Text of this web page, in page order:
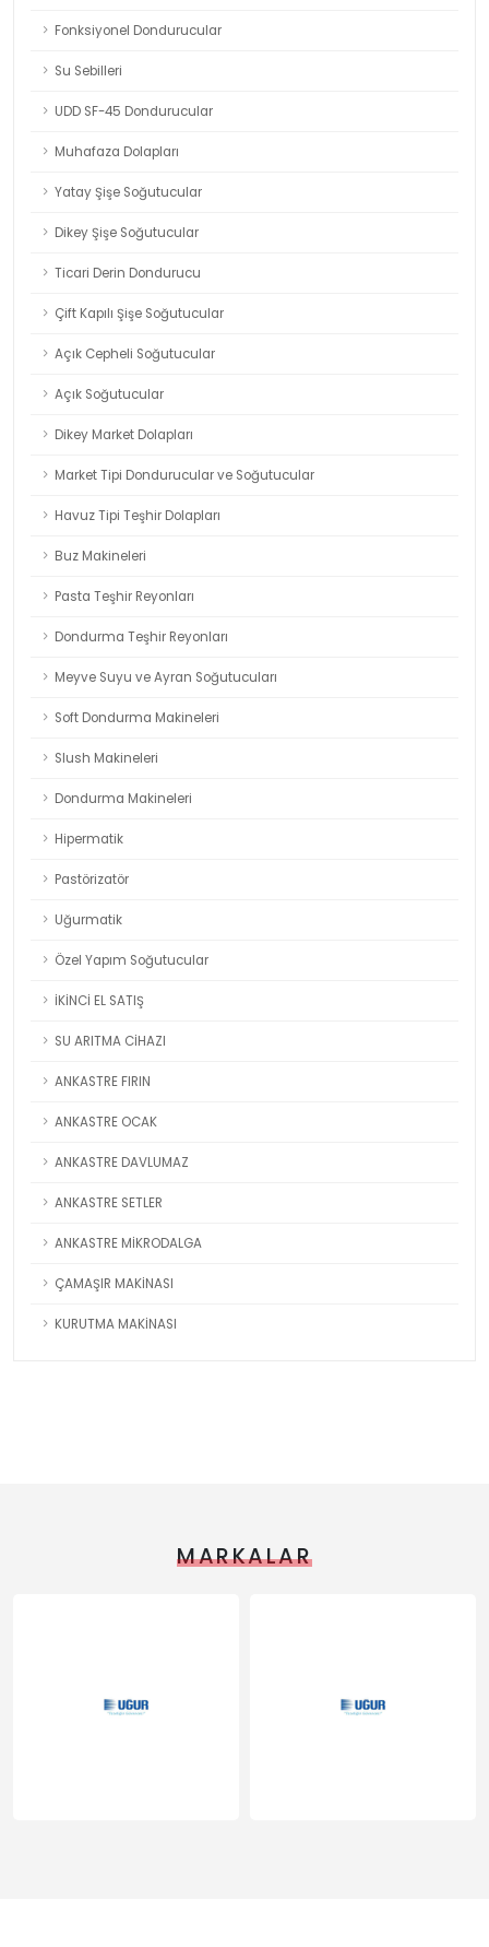
Fonksiyonel Dondurucular
Su Sebilleri
UDD SF-45 Dondurucular
Muhafaza Dolapları
Yatay Şişe Soğutucular
Dikey Şişe Soğutucular
Ticari Derin Dondurucu
Çift Kapılı Şişe Soğutucular
Açık Cepheli Soğutucular
Açık Soğutucular
Dikey Market Dolapları
Market Tipi Dondurucular ve Soğutucular
Havuz Tipi Teşhir Dolapları
Buz Makineleri
Pasta Teşhir Reyonları
Dondurma Teşhir Reyonları
Meyve Suyu ve Ayran Soğutucuları
Soft Dondurma Makineleri
Slush Makineleri
Dondurma Makineleri
Hipermatik
Pastörizatör
Uğurmatik
Özel Yapım Soğutucular
İKİNCİ EL SATIŞ
SU ARITMA CİHAZI
ANKASTRE FIRIN
ANKASTRE OCAK
ANKASTRE DAVLUMAZ
ANKASTRE SETLER
ANKASTRE MİKRODALGA
ÇAMAŞIR MAKİNASI
KURUTMA MAKİNASI
MARKALAR